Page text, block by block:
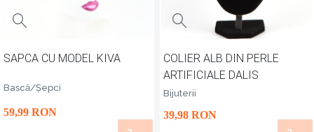
SAPCA CU MODEL KIVA
Bască/Șepci
59,99 RON
COLIER ALB DIN PERLE
ARTIFICIALE DALIS
Bijuterii
39,98 RON